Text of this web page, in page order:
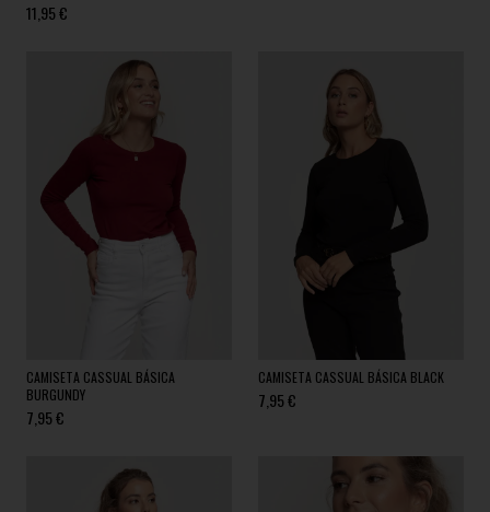
11,95 €
CAMISETA CASSUAL BÁSICA
BURGUNDY
7,95 €
CAMISETA CASSUAL BÁSICA BLACK
7,95 €